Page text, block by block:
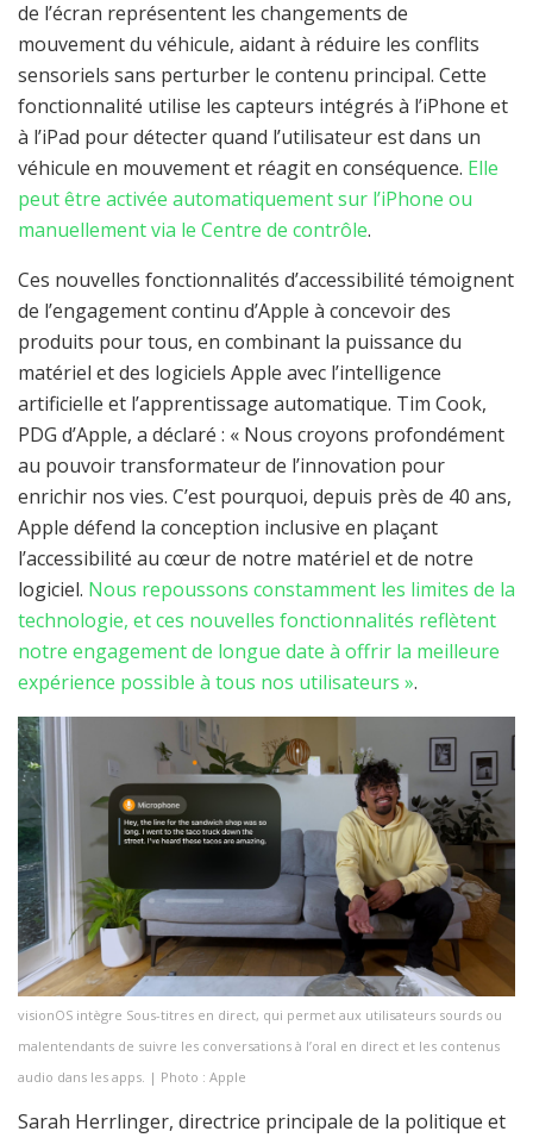
de l’écran représentent les changements de
mouvement du véhicule, aidant à réduire les conflits
sensoriels sans perturber le contenu principal. Cette
fonctionnalité utilise les capteurs intégrés à l’iPhone et
à l’iPad pour détecter quand l’utilisateur est dans un
véhicule en mouvement et réagit en conséquence. Elle
peut être activée automatiquement sur l’iPhone ou
manuellement via le Centre de contrôle.
Ces nouvelles fonctionnalités d’accessibilité témoignent
de l’engagement continu d’Apple à concevoir des
produits pour tous, en combinant la puissance du
matériel et des logiciels Apple avec l’intelligence
artificielle et l’apprentissage automatique. Tim Cook,
PDG d’Apple, a déclaré : « Nous croyons profondément
au pouvoir transformateur de l’innovation pour
enrichir nos vies. C’est pourquoi, depuis près de 40 ans,
Apple défend la conception inclusive en plaçant
l’accessibilité au cœur de notre matériel et de notre
logiciel. Nous repoussons constamment les limites de la
technologie, et ces nouvelles fonctionnalités reflètent
notre engagement de longue date à offrir la meilleure
expérience possible à tous nos utilisateurs ».
visionOS intègre Sous-titres en direct, qui permet aux utilisateurs sourds ou
malentendants de suivre les conversations à l’oral en direct et les contenus
audio dans les apps. | Photo : Apple
Sarah Herrlinger, directrice principale de la politique et